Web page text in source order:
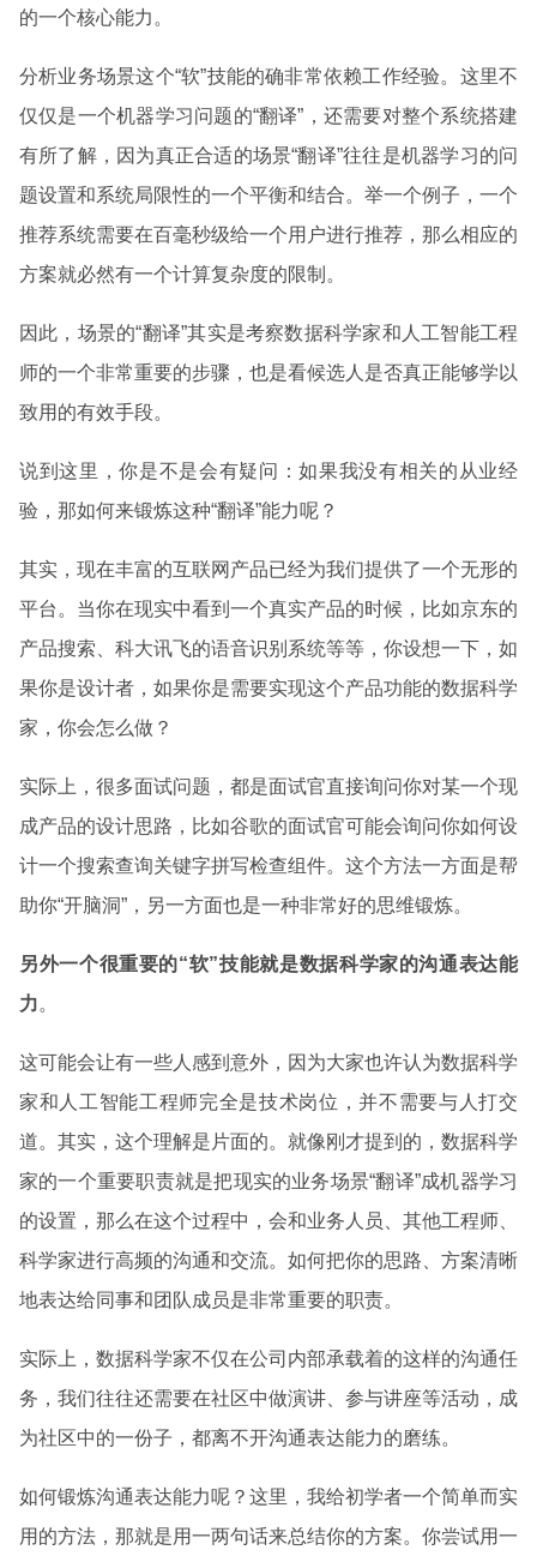
的一个核心能力。
分析业务场景这个“软”技能的确非常依赖工作经验。这里不
仅仅是一个机器学习问题的“翻译”，还需要对整个系统搭建
有所了解，因为真正合适的场景“翻译”往往是机器学习的问
题设置和系统局限性的一个平衡和结合。举一个例子，一个
推荐系统需要在百毫秒级给一个用户进行推荐，那么相应的
方案就必然有一个计算复杂度的限制。
因此，场景的“翻译”其实是考察数据科学家和人工智能工程
师的一个非常重要的步骤，也是看候选人是否真正能够学以
致用的有效手段。
说到这里，你是不是会有疑问：如果我没有相关的从业经
验，那如何来锻炼这种“翻译”能力呢？
其实，现在丰富的互联网产品已经为我们提供了一个无形的
平台。当你在现实中看到一个真实产品的时候，比如京东的
产品搜索、科大讯飞的语音识别系统等等，你设想一下，如
果你是设计者，如果你是需要实现这个产品功能的数据科学
家，你会怎么做？
实际上，很多面试问题，都是面试官直接询问你对某一个现
成产品的设计思路，比如谷歌的面试官可能会询问你如何设
计一个搜索查询关键字拼写检查组件。这个方法一方面是帮
助你“开脑洞”，另一方面也是一种非常好的思维锻炼。
另外一个很重要的“软”技能就是数据科学家的沟通表达能
力。
这可能会让有一些人感到意外，因为大家也许认为数据科学
家和人工智能工程师完全是技术岗位，并不需要与人打交
道。其实，这个理解是片面的。就像刚才提到的，数据科学
家的一个重要职责就是把现实的业务场景“翻译”成机器学习
的设置，那么在这个过程中，会和业务人员、其他工程师、
科学家进行高频的沟通和交流。如何把你的思路、方案清晰
地表达给同事和团队成员是非常重要的职责。
实际上，数据科学家不仅在公司内部承载着的这样的沟通任
务，我们往往还需要在社区中做演讲、参与讲座等活动，成
为社区中的一份子，都离不开沟通表达能力的磨练。
如何锻炼沟通表达能力呢？这里，我给初学者一个简单而实
用的方法，那就是用一两句话来总结你的方案。你尝试用一